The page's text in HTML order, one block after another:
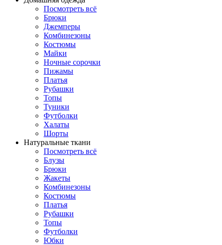
Посмотреть всё
Брюки
Джемперы
Комбинезоны
Костюмы
Майки
Ночные сорочки
Пижамы
Платья
Рубашки
Топы
Туники
Футболки
Халаты
Шорты
Натуральные ткани
Посмотреть всё
Блузы
Брюки
Жакеты
Комбинезоны
Костюмы
Платья
Рубашки
Топы
Футболки
Юбки